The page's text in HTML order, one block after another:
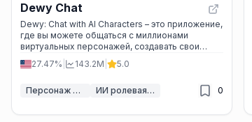
Dewy Chat
Dewy: Chat with AI Characters – это приложение,
где вы можете общаться с миллионами
виртуальных персонажей, создавать свои
уникальные персонажи и погружаться в
различные фэнтезийные миры. Приложение
безопасность и множество возможностей для
27.47% 143.2M 5.0
Персонаж ИИ ИИ ролевая игра 0